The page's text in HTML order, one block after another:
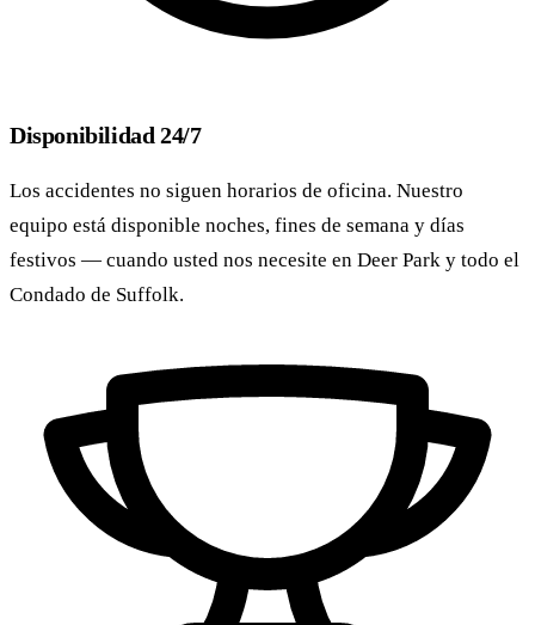
Disponibilidad 24/7
Los accidentes no siguen horarios de oficina. Nuestro
equipo está disponible noches, fines de semana y días
festivos — cuando usted nos necesite en Deer Park y todo el
Condado de Suffolk.